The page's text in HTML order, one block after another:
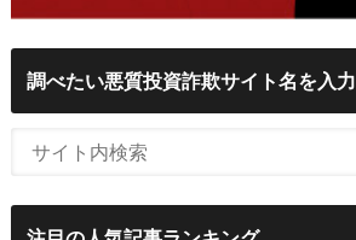
調べたい悪質投資詐欺サイト名を入力